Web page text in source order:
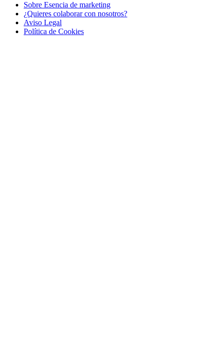
Sobre Esencia de marketing
¿Quieres colaborar con nosotros?
Aviso Legal
Polí­tica de Cookies